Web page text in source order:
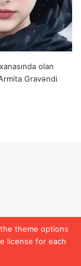
theme options
license for each
olan
Gravəndi